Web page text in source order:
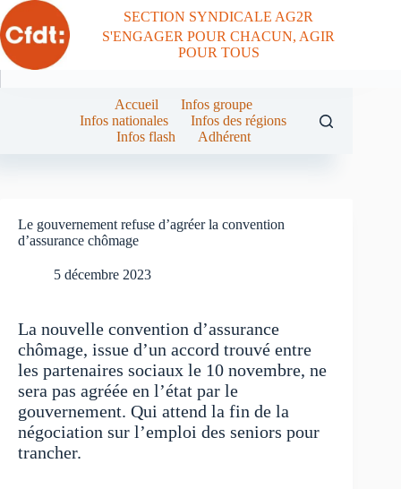
Passer
au
contenu
SECTION SYNDICALE AG2R
S'ENGAGER POUR CHACUN, AGIR
POUR TOUS
Accueil
Infos groupe
Infos nationales
Infos des régions
Infos flash
Adhérent
Le gouvernement refuse d’agréer la convention
d’assurance chômage
5 décembre 2023
La nouvelle convention d’assurance
chômage, issue d’un accord trouvé entre
les partenaires sociaux le 10 novembre, ne
sera pas agréée en l’état par le
gouvernement. Qui attend la fin de la
négociation sur l’emploi des seniors pour
trancher.